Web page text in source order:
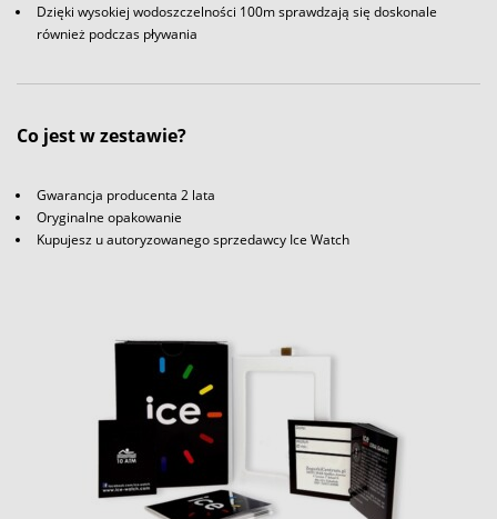
Dzięki wysokiej wodoszczelności 100m sprawdzają się doskonale
również podczas pływania
Co jest w zestawie?
Gwarancja producenta 2 lata
Oryginalne opakowanie
Kupujesz u autoryzowanego sprzedawcy Ice Watch